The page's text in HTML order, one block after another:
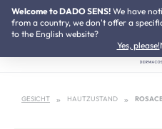
Zum Hauptinhalt springen
Welcome to DADO SENS! We have
from a country, we don't offer a
to the English website?
Yes, please!
SUMMER SALE:
GESICHT HAUTZUSTAND